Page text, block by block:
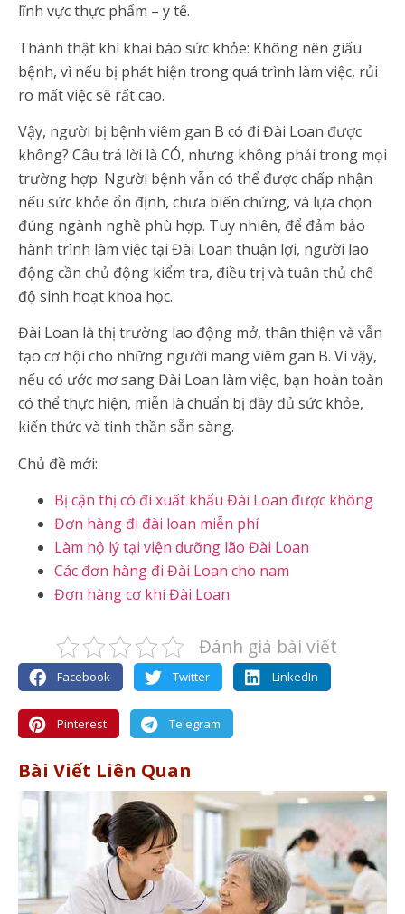
lĩnh vực thực phẩm – y tế.
Thành thật khi khai báo sức khỏe: Không nên giấu
bệnh, vì nếu bị phát hiện trong quá trình làm việc, rủi
ro mất việc sẽ rất cao.
Vậy, người bị bệnh viêm gan B có đi Đài Loan được
không? Câu trả lời là CÓ, nhưng không phải trong mọi
trường hợp. Người bệnh vẫn có thể được chấp nhận
nếu sức khỏe ổn định, chưa biến chứng, và lựa chọn
đúng ngành nghề phù hợp. Tuy nhiên, để đảm bảo
hành trình làm việc tại Đài Loan thuận lợi, người lao
động cần chủ động kiểm tra, điều trị và tuân thủ chế
độ sinh hoạt khoa học.
Đài Loan là thị trường lao động mở, thân thiện và vẫn
tạo cơ hội cho những người mang viêm gan B. Vì vậy,
nếu có ước mơ sang Đài Loan làm việc, bạn hoàn toàn
có thể thực hiện, miễn là chuẩn bị đầy đủ sức khỏe,
kiến thức và tinh thần sẵn sàng.
Chủ đề mới:
Bị cận thị có đi xuất khẩu Đài Loan được không
Đơn hàng đi đài loan miễn phí
Làm hộ lý tại viện dưỡng lão Đài Loan
Các đơn hàng đi Đài Loan cho nam
Đơn hàng cơ khí Đài Loan
Đánh giá bài viết
Facebook Twitter LinkedIn
Pinterest Telegram
Bài Viết Liên Quan